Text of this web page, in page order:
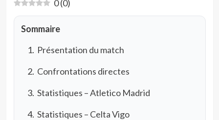
0(0)
Sommaire
Présentation du match
Confrontations directes
Statistiques – Atletico Madrid
Statistiques – Celta Vigo